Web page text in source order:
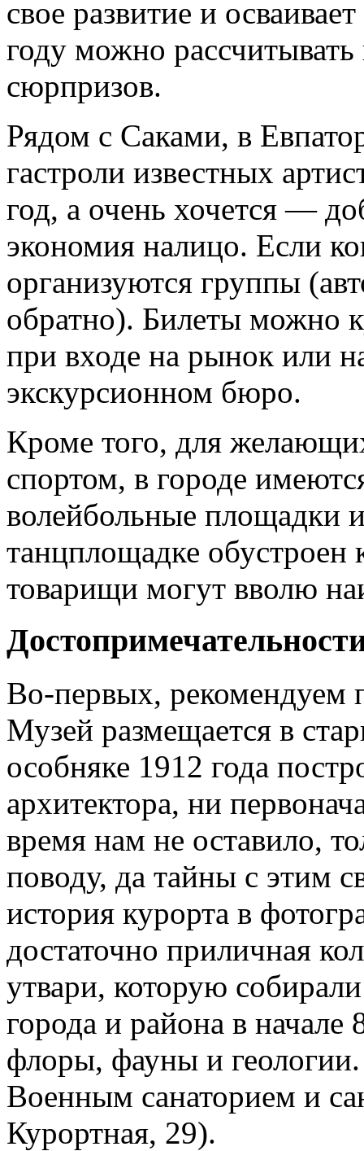
свое развитие и
году можно
сюрпризов.
Рядом с Саками, в
гастроли известных
год, а очень хочется —
экономия налицо. Если
организуются группы
обратно). Билеты можно
при входе на рынок или
экскурсионном бюро.
Кроме того, для
спортом, в городе
волейбольные площадки
танцплощадке обустроен
товарищи могут вволю
Во-первых, рекомендуем
Музей размещается в
особняке 1912 года
архитектора, ни
время нам не оставило,
поводу, да тайны с этим
история курорта в
достаточно приличная
утвари, которую
города и района в
флоры, фауны и
Военным санаторием и
Курортная, 29).